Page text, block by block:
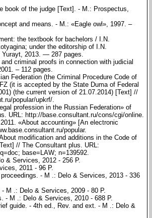
book of the judge [Text]. - M.: Prospectus,
and means. - M.: «Eagle owl», 1997. –
the textbook for bachelors / I.N.
under the editorship of I.N.
2013. — 287 pages.
criminal proofs in connection with judicial
– 112 pages.
Federation (the Criminal Procedure Code of
(it is accepted by the State Duma of Federal
(the current version of 21.07.2014) [Text] //
popular/upkrf/.
profession in the Russian Federation» of
URL: http://base.consultant.ru/cons/cgi/online.
«About accounting» [An electronic
popular.
modification and additions in the Code of
// The Consultant plus. URL:
base=LAW; n=139592.
& Services, 2012 - 256 P.
2011 - 96 P.
- M .: Delo & Services, 2013 - 336
M .: Delo & Services, 2009 - 80 P.
- M .: Delo & Services, 2010 - 688 P.
guide. - 4th ed., Rev. and ext. - M .: Delo &